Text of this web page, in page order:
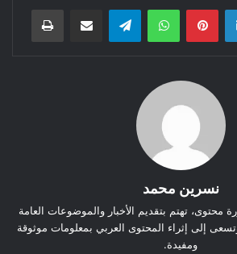
لينكدإن بينتيريست واتساب
نسرين محمد
محتوى، تهتم بتقديم الأخبار والموضوعات العامة
إلى إثراء المحتوى العربي بمعلومات موثوقة
ومفيدة.